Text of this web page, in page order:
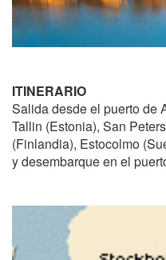
ITINERARIO
Salida desde el puerto de
Tallin (Estonia), San
(Finlandia), Estocolmo
y desembarque en el